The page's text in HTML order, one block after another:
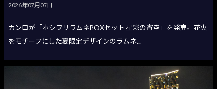
2026年07月07日
カンロが「ホシフリラムネBOXセット 星彩の宵空」を発売。花火
をモチーフにした夏限定デザインのラムネ...